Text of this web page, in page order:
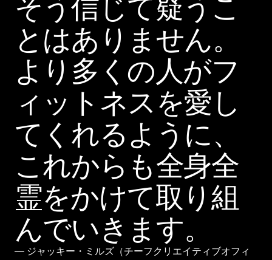
そう信じて疑うこ
とはありません。
より多くの人がフ
ィットネスを愛し
てくれるように、
これからも全身全
霊をかけて取り組
んでいきます。
― ジャッキー・ミルズ（チーフクリエイティブオフィ